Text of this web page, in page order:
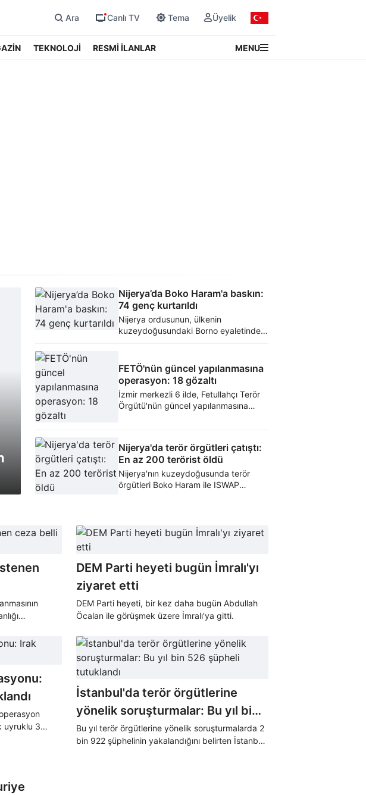
Ara Canlı TV Tema Üyelik
TEKNOLOJİ RESMİ İLANLAR MENU
Nijerya’da Boko Haram'a baskın:
74 genç kurtarıldı
Nijerya ordusunun, ülkenin
kuzeydoğusundaki Borno eyaletinde
FETÖ'nün güncel yapılanmasına
operasyon: 18 gözaltı
İzmir merkezli 6 ilde, Fetullahçı Terör
Örgütü'nün güncel yapılanmasına
Nijerya'da terör örgütleri çatıştı:
En az 200 terörist öldü
Nijerya'nın kuzeydoğusunda terör
örgütleri Boko Haram ile ISWAP
'terör
7 yıl 6
DEM Parti heyeti bugün İmralı'yı
ziyaret etti
DEM Parti heyeti, bir kez daha bugün Abdullah
Öcalan ile görüşmek üzere İmralı'ya gitti.
uyruklu 3
İstanbul'da terör örgütlerine
yönelik soruşturmalar: Bu yıl bin
526 şüpheli tutuklandı
Bu yıl terör örgütlerine yönelik soruşturmalarda 2
bin 922 şüphelinin yakalandığını belirten İstanbul